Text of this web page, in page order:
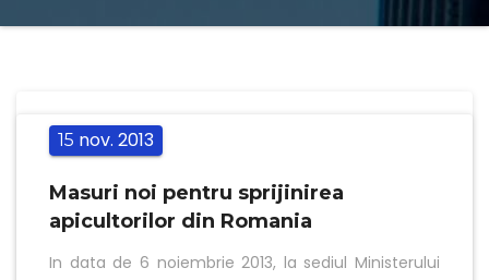
15 nov. 2013
Masuri noi pentru sprijinirea
apicultorilor din Romania
In data de 6 noiembrie 2013, la sediul Ministerului